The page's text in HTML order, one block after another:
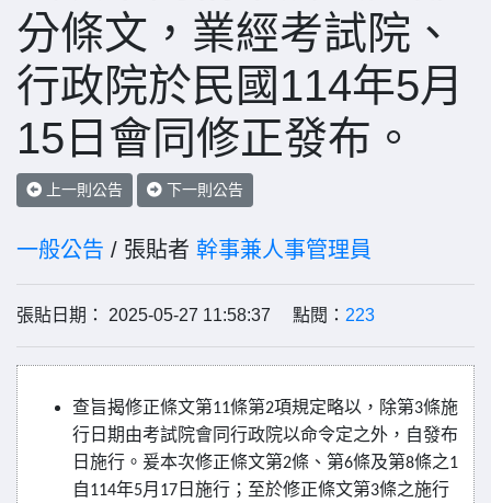
分條文，業經考試院、
行政院於民國114年5月
15日會同修正發布。
上一則公告 下一則公告
一般公告 / 張貼者 幹事兼人事管理員
張貼日期： 2025-05-27 11:58:37 點閱： 223
查旨揭修正條文第11條第2項規定略以，除第3條施
行日期由考試院會同行政院以命令定之外，自發布
日施行。爰本次修正條文第2條、第6條及第8條之1
自114年5月 17 日施行；至於修正條文第3條之施行